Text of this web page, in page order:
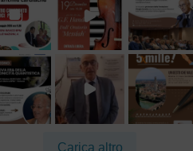
Carica altro